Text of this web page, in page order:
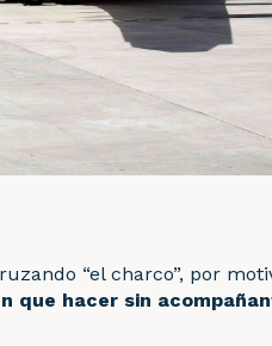
“el charco”, por
que hacer sin